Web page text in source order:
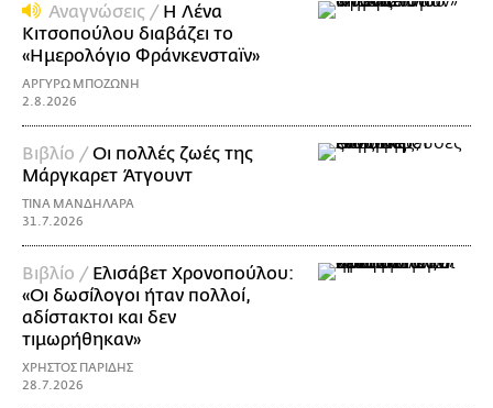
Αναγνώσεις / Η Λένα
Κιτσοπούλου διαβάζει το
«Ημερολόγιο Φράνκενσταϊν»
ΑΡΓΥΡΩ ΜΠΟΖΩΝΗ
2.8.2026
Βιβλίο /Οι πολλές ζωές της
Μάργκαρετ Άτγουντ
ΤΙΝΑ ΜΑΝΔΗΛΑΡΑ
31.7.2026
Βιβλίο / Ελισάβετ Χρονοπούλου:
«Οι δωσίλογοι ήταν πολλοί,
αδίστακτοι και δεν
τιμωρήθηκαν»
ΧΡΗΣΤΟΣ ΠΑΡΙΔΗΣ
28.7.2026